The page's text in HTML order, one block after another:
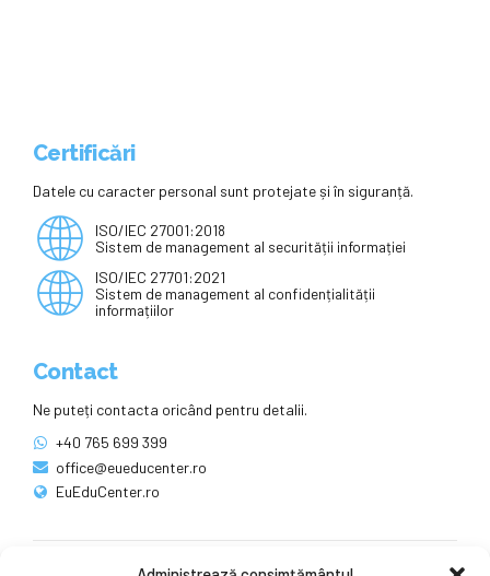
Certificări
Datele cu caracter personal sunt protejate și în siguranță.
ISO/IEC 27001:2018
Sistem de management al securității informației
ISO/IEC 27701:2021
Sistem de management al confidențialității
informațiilor
Contact
Ne puteți contacta oricând pentru detalii.
+40 765 699 399
office@eueducenter.ro
EuEduCenter.ro